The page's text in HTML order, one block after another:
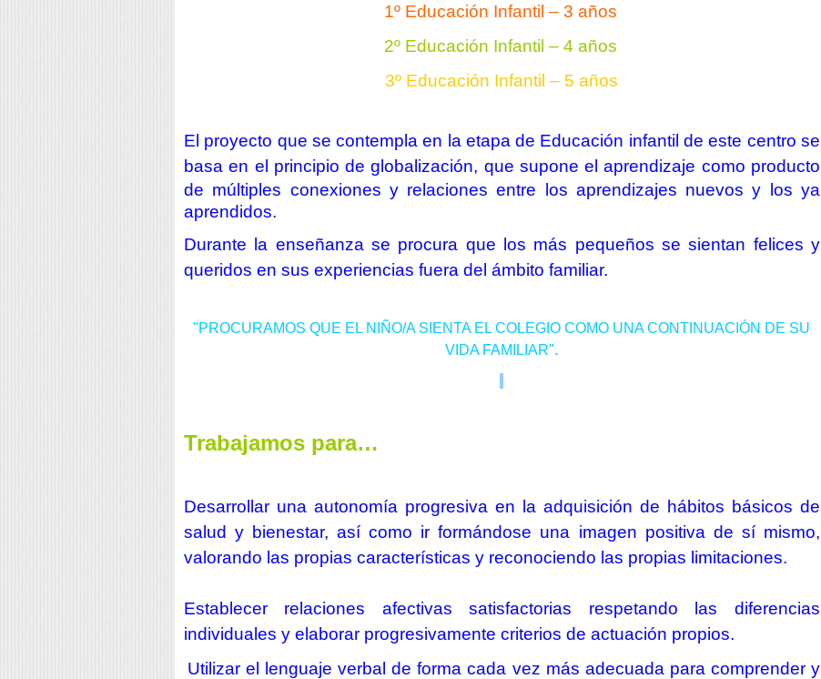
1º Educación Infantil – 3 años
2º Educación Infantil – 4 años
3º Educación Infantil – 5 años
El proyecto que se contempla en la etapa de Educación infantil de este centro se
basa en el principio de globalización, que supone el aprendizaje como producto
de múltiples conexiones y relaciones entre los aprendizajes nuevos y los ya
aprendidos.
Durante la enseñanza se procura que los más pequeños se sientan felices y
queridos en sus experiencias fuera del ámbito familiar.
"PROCURAMOS QUE EL NIÑO/A SIENTA EL COLEGIO COMO UNA CONTINUACIÓN DE SU
VIDA FAMILIAR".
Trabajamos para…
Desarrollar una autonomía progresiva en la adquisición de hábitos básicos de
salud y bienestar, así como ir formándose una imagen positiva de sí mismo,
valorando las propias características y reconociendo las propias limitaciones.
Establecer relaciones afectivas satisfactorias respetando las diferencias
individuales y elaborar progresivamente criterios de actuación propios.
Utilizar el lenguaje verbal de forma cada vez más adecuada para comprender y